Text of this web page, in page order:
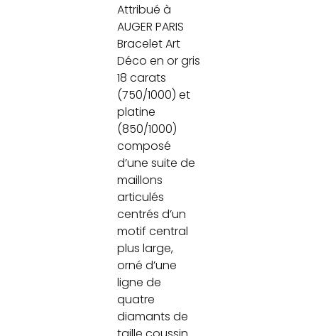
Attribué à
AUGER PARIS
Bracelet Art
Déco en or gris
18 carats
(750/1000) et
platine
(850/1000)
composé
d’une suite de
maillons
articulés
centrés d’un
motif central
plus large,
orné d’une
ligne de
quatre
diamants de